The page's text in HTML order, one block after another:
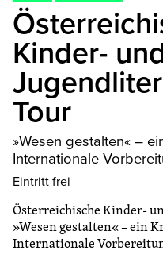
Kinder-
Tour
»Wesen gestalten« –
Internationale
Eintritt frei
Österreichische Kinder-
»Wesen gestalten« – ein
Internationale